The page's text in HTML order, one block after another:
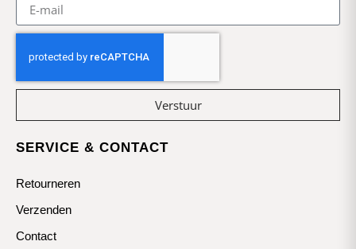
Verstuur
SERVICE & CONTACT
Retourneren
Verzenden
Contact